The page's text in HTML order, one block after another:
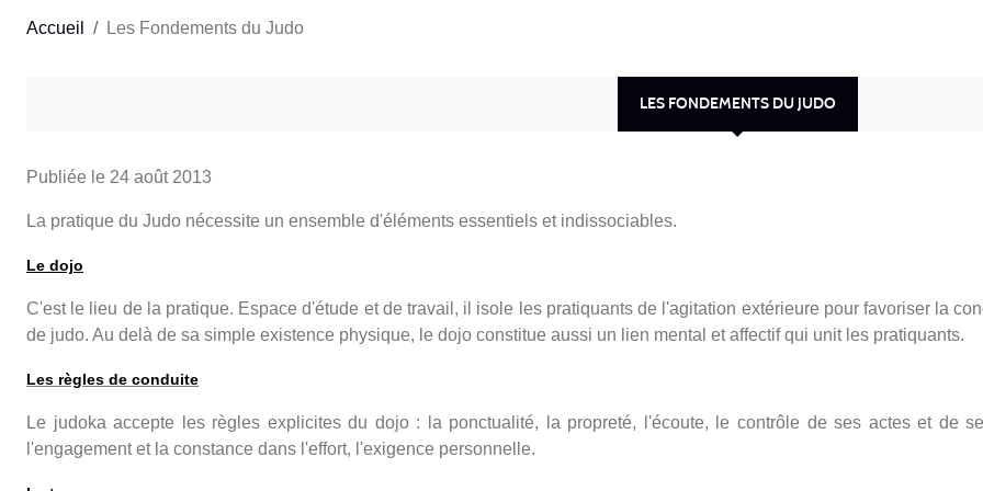
Accueil Les Fondements du Judo
LES FONDEMENTS DU JUDO
Publiée le 24 août 2013
La pratique du Judo nécessite un ensemble d'éléments essentiels et indissociables.
Le dojo
C'est le lieu de la pratique. Espace d'étude et de travail, il isole les pratiquants de l'agitation extérieure pour favoriser la
de judo. Au delà de sa simple existence physique, le dojo constitue aussi un lien mental et affectif qui unit les pratiquants.
Les règles de conduite
Le judoka accepte les règles explicites du dojo : la ponctualité, la propreté, l'écoute, le contrôle de ses actes et de
l'engagement et la constance dans l'effort, l'exigence personnelle.